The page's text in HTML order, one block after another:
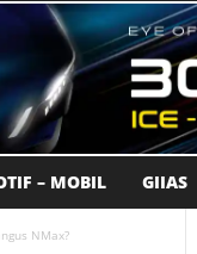
– MOBIL GIIAS
NMax?